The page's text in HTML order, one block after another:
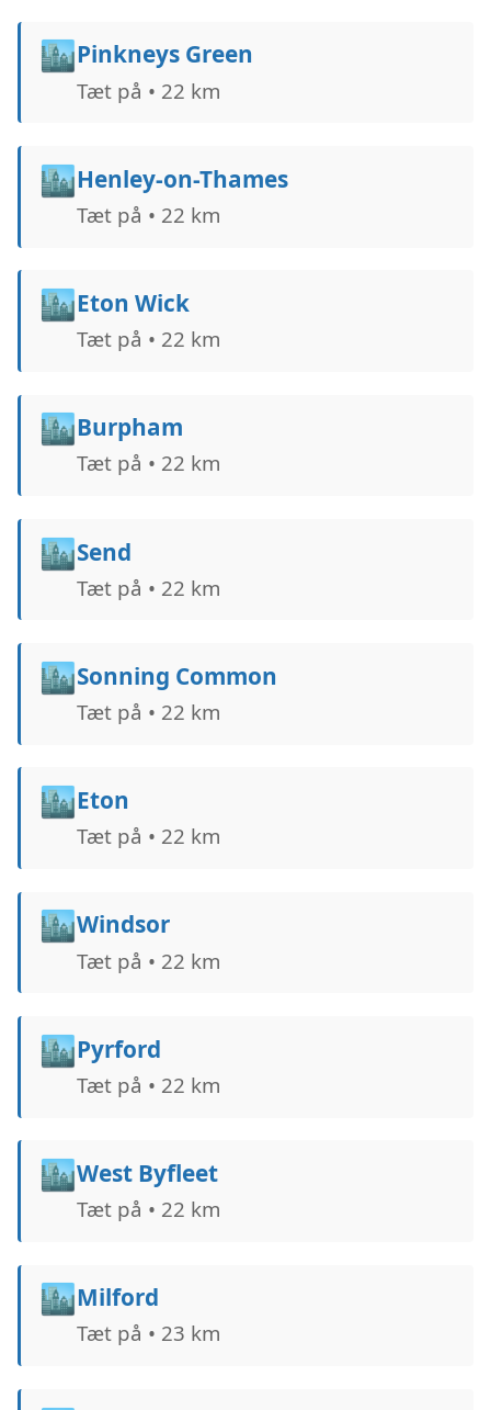
🏙️Pinkneys Green
Tæt på • 22 km
🏙️Henley-on-Thames
Tæt på • 22 km
🏙️Eton Wick
Tæt på • 22 km
🏙️Burpham
Tæt på • 22 km
🏙️Send
Tæt på • 22 km
🏙️Sonning Common
Tæt på • 22 km
🏙️Eton
Tæt på • 22 km
🏙️Windsor
Tæt på • 22 km
🏙️Pyrford
Tæt på • 22 km
🏙️West Byfleet
Tæt på • 22 km
🏙️Milford
Tæt på • 23 km